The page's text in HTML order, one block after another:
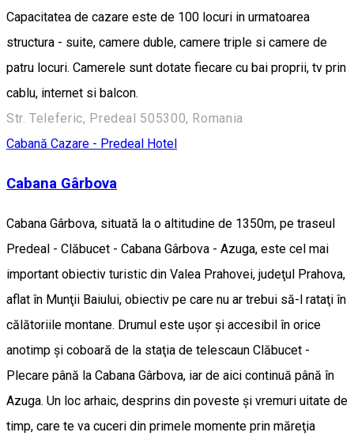
Capacitatea de cazare este de 100 locuri in urmatoarea
structura - suite, camere duble, camere triple si camere de
patru locuri. Camerele sunt dotate fiecare cu bai proprii, tv prin
cablu, internet si balcon.
Str. Teleferic, Predeal 505300, Romania
Cabană Cazare - Predeal Hotel
Cabana Gârbova
Cabana Gârbova, situată la o altitudine de 1350m, pe traseul
Predeal - Clăbucet - Cabana Gârbova - Azuga, este cel mai
important obiectiv turistic din Valea Prahovei, judeţul Prahova,
aflat în Munţii Baiului, obiectiv pe care nu ar trebui să-l rataţi în
călătoriile montane. Drumul este uşor şi accesibil în orice
anotimp şi coboară de la staţia de telescaun Clăbucet -
Plecare până la Cabana Gârbova, iar de aici continuă până în
Azuga. Un loc arhaic, desprins din poveste şi vremuri uitate de
timp, care te va cuceri din primele momente prin măreţia